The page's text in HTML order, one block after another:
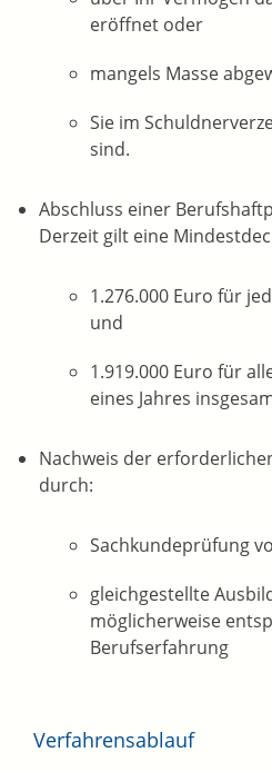
eröffnet oder
mangels Masse
Sie im
sind.
Abschluss einer
Derzeit gilt eine
1.276.000 Euro für
und
1.919.000 Euro für
eines Jahres
Nachweis der
durch:
Sachkundeprüfung
gleichgestellte
möglicherweise
Berufserfahrung
Verfahrensablauf